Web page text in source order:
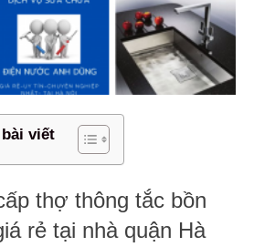
viết
thợ thông tắc bồn
rẻ tại nhà quận Hà